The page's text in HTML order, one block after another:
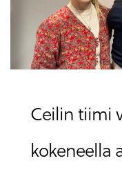
Ceilin tiimi
kokeneella